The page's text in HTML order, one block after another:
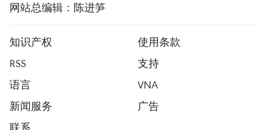
网站总编辑：陈进笋
知识产权
使用条款
RSS
支持
语言
VNA
新闻服务
广告